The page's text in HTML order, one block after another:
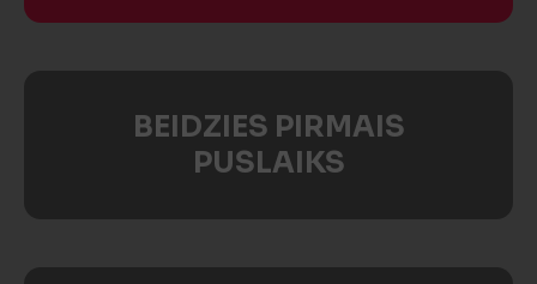
BEIDZIES PIRMAIS
PUSLAIKS